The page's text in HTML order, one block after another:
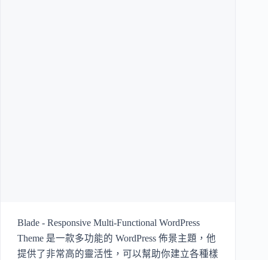
Blade - Responsive Multi-Functional WordPress
Theme 是一款多功能的 WordPress 佈景主題，他
提供了非常高的靈活性，可以幫助你建立各種樣